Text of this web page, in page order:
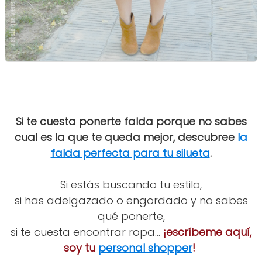
Si te cuesta ponerte falda porque no sabes
cual es la que te queda mejor, descubree la
falda perfecta para tu silueta.
Si estás buscando tu estilo,
si has adelgazado o engordado y no sabes
qué ponerte,
si te cuesta encontrar ropa... ¡escríbeme aquí,
soy tu personal shopper!